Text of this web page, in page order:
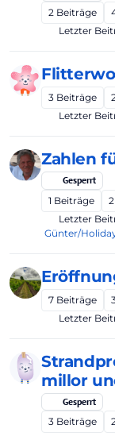
2 Beiträge
Letzter
3 Beiträge
Letzter
Zahlen
Gesperrt
1 Beiträge
Letzter
Günter/
7 Beiträge
Letzter
millor
Gesperrt
3 Beiträge